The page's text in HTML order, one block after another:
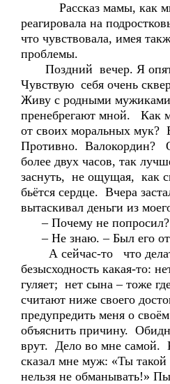
Рассказ мамы, как
реагировала на
что чувствовала, имея
проблемы.
Поздний вечер. Я
Чувствую себя очень
Живу с родными
пренебрегают мной. Как
от своих моральных мук?
Противно. Валокордин?
более двух часов, так
заснуть, не ощущая, как
бьётся сердце. Вчера
вытаскивал деньги из
– Почему не попросил?
– Не знаю. – Был его
А сейчас-то что
безысходность какая-то:
гуляет; нет сына – тоже
считают ниже своего
предупредить меня о
объяснить причину.
врут. Дело во мне самой.
сказал мне муж: «Ты такой
нельзя не обманывать!»